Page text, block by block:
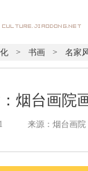
> 书画 > 名家
烟台画院
来源：烟台